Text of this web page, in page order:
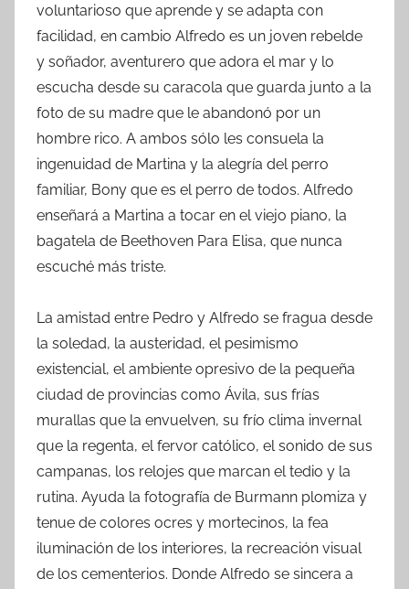
voluntarioso que aprende y se adapta con
facilidad, en cambio Alfredo es un joven rebelde
y soñador, aventurero que adora el mar y lo
escucha desde su caracola que guarda junto a la
foto de su madre que le abandonó por un
hombre rico. A ambos sólo les consuela la
ingenuidad de Martina y la alegría del perro
familiar, Bony que es el perro de todos. Alfredo
enseñará a Martina a tocar en el viejo piano, la
bagatela de Beethoven Para Elisa, que nunca
escuché más triste.
La amistad entre Pedro y Alfredo se fragua desde
la soledad, la austeridad, el pesimismo
existencial, el ambiente opresivo de la pequeña
ciudad de provincias como Ávila, sus frías
murallas que la envuelven, su frío clima invernal
que la regenta, el fervor católico, el sonido de sus
campanas, los relojes que marcan el tedio y la
rutina. Ayuda la fotografía de Burmann plomiza y
tenue de colores ocres y mortecinos, la fea
iluminación de los interiores, la recreación visual
de los cementerios. Donde Alfredo se sincera a